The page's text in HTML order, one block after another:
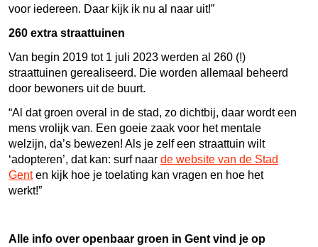
voor iedereen. Daar kijk ik nu al naar uit!”
260 extra straattuinen
Van begin 2019 tot 1 juli 2023 werden al 260 (!)
straattuinen gerealiseerd. Die worden allemaal beheerd
door bewoners uit de buurt.
“Al dat groen overal in de stad, zo dichtbij, daar wordt een
mens vrolijk van. Een goeie zaak voor het mentale
welzijn, da’s bewezen! Als je zelf een straattuin wilt
‘adopteren’, dat kan: surf naar de website van de Stad
Genten kijk hoe je toelating kan vragen en hoe het
werkt!”
Alle info over openbaar groen in Gent vind je op